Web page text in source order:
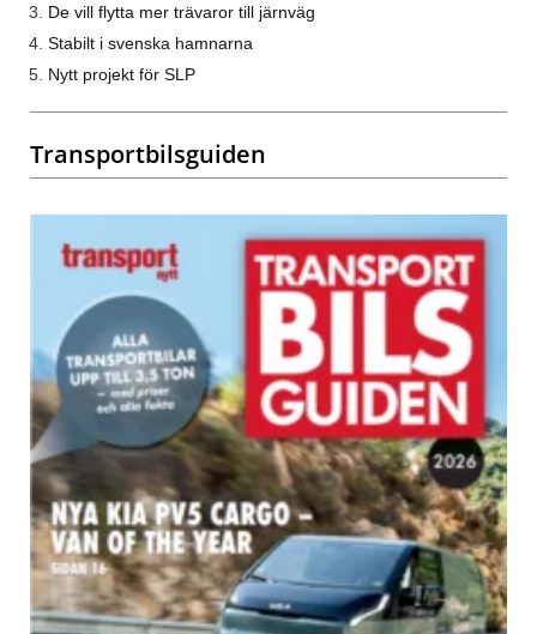
De vill flytta mer trävaror till järnväg
Stabilt i svenska hamnarna
Nytt projekt för SLP
Transportbilsguiden